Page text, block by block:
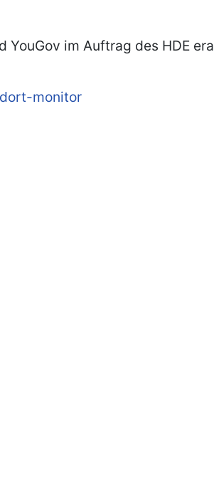
im Auftrag des HDE
monitor